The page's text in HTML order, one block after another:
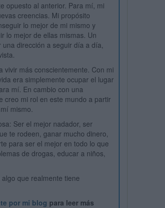
opuesto al anterior. Para mí, mi
creencias. Mi propósito
lo mejor de mi mismo y
lo mejor de ellas mismas. Un
dirección a seguir día a día,
vivir más conscientemente. Con mi
era simplemente ocupar el lugar
mí. En cambio con una
creo mi rol en este mundo a partir
mismo.
Ser el mejor nadador, ser
te rodeen, ganar mucho dinero,
para ser el mejor en todo lo que
de drogas, educar a niños,
que realmente tiene
por mi blog para leer más